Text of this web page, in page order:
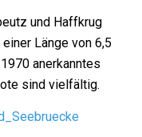
und Haffkrug
Länge von 6,5
anerkanntes
sind vielfältig.